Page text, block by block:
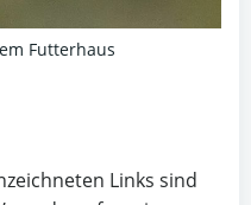
Futterhaus
Links sind